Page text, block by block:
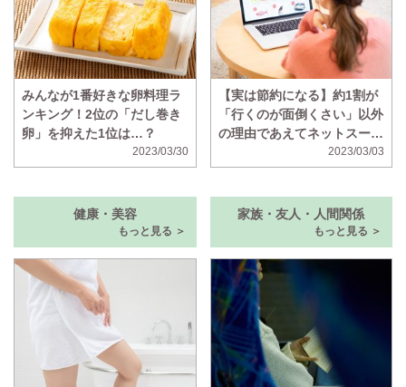
みんなが1番好きな卵料理ラ
ンキング！2位の「だし巻き
卵」を抑えた1位は…？
2023/03/30
【実は節約になる】約1割が
「行くのが面倒くさい」以外
の理由であえてネットスーパ
2023/03/03
健康・美容
もっと見る ＞
家族・友人・人間関係
もっと見る ＞